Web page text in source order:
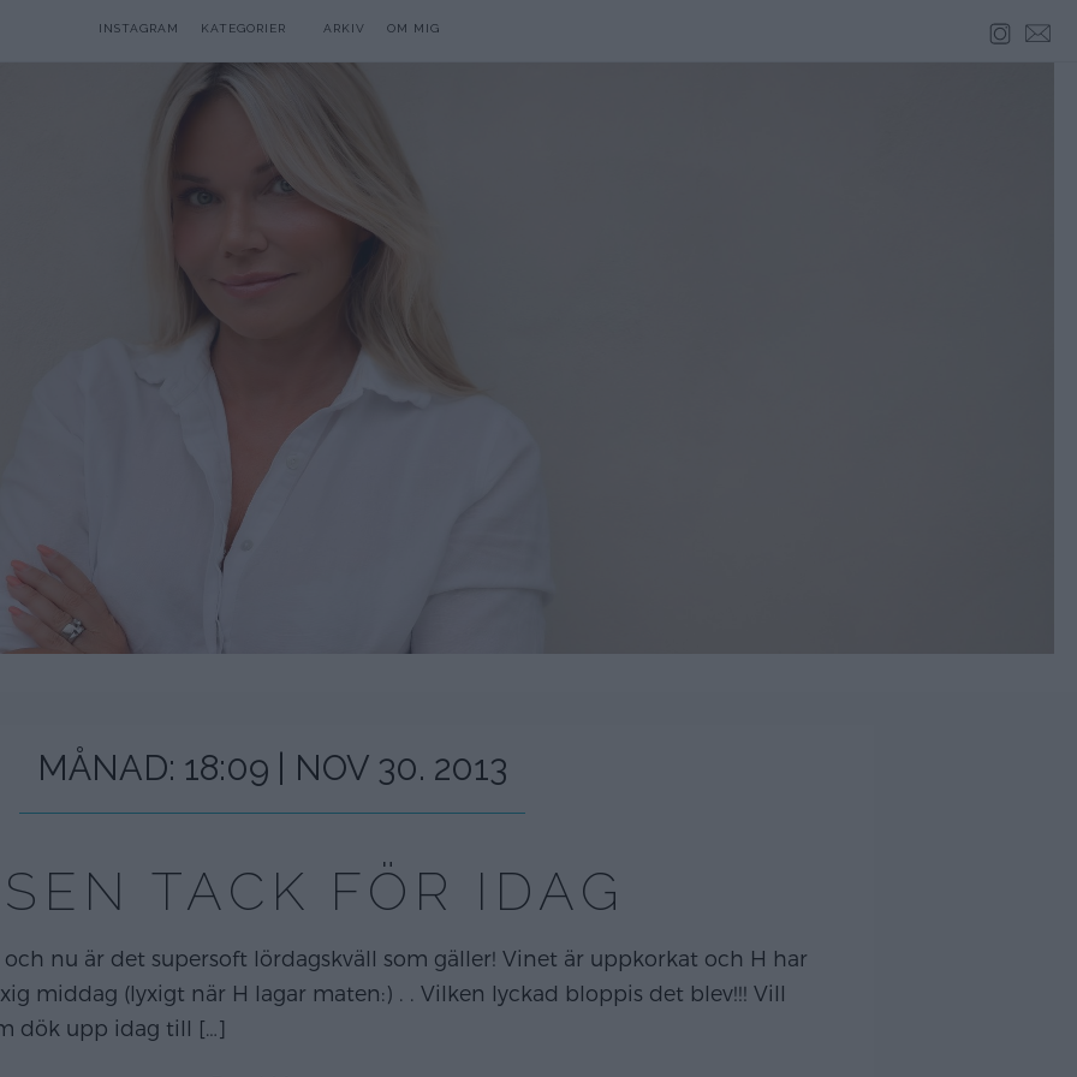
INSTAGRAM KATEGORIER ARKIV OM MIG
MÅNAD: 18:09 | NOV 30. 2013
TACK FÖR IDAG
och nu är det supersoft lördagskväll som gäller! Vinet är uppkorkat och H har
middag (lyxigt när H lagar maten:) . . Vilken lyckad bloppis det blev!!! Vill
dök upp idag till […]